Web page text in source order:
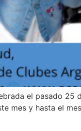
el pasado
mes y hasta el